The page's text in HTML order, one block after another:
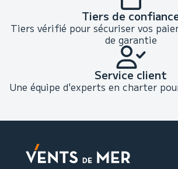
Tiers de
Tiers vérifié pour sécuriser vos
de garantie
Service client
Une équipe d'experts en charter